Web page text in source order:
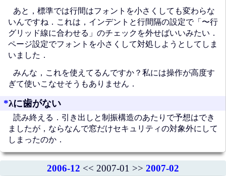
あと，標準では行間はフォントを小さくしても変わらな
いんですね．これは，インデントと行間隔の設定で「〜行
グリッド線に合わせる」のチェックを外せばいいみたい．
ページ設定でフォントを小さくして対処しようとしてしま
いました．
みんな，これを使えてるんですか？私には操作が高度す
ぎて使いこなせそうもありません．
*λに歯がない
読み終える．引き出しと制振構造のあたりで予想はでき
ましたが，ならなんで窓だけセキュリティの対象外にして
しまったのか．
2006-12 << 2007-01 >> 2007-02